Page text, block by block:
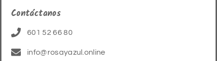
Contáctanos
601 52 66 80
info@rosayazul.online